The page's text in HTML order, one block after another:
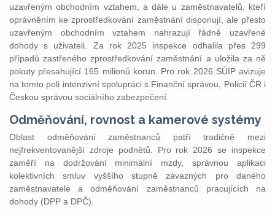
uzavřeným obchodním vztahem, a dále u zaměstnavatelů, kteří
oprávněním ke zprostředkování zaměstnání disponují, ale přesto
uzavřeným obchodním vztahem nahrazují řádně uzavřené
dohody s uživateli. Za rok 2025 inspekce odhalila přes 299
případů zastřeného zprostředkování zaměstnání a uložila za ně
pokuty přesahující 165 milionů korun. Pro rok 2026 SÚIP avizuje
na tomto poli intenzivní spolupráci s Finanční správou, Policií ČR i
Českou správou sociálního zabezpečení.
Odměňování, rovnost a kamerové systémy
Oblast odměňování zaměstnanců patří tradičně mezi
nejfrekventovanější zdroje podnětů. Pro rok 2026 se inspekce
zaměří na dodržování minimální mzdy, správnou aplikaci
kolektivních smluv vyššího stupně závazných pro daného
zaměstnavatele a odměňování zaměstnanců pracujících na
dohody (DPP a DPČ).